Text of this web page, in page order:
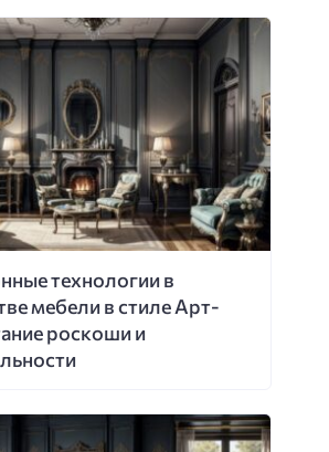
технологии в
мебели в стиле Арт-
роскоши и